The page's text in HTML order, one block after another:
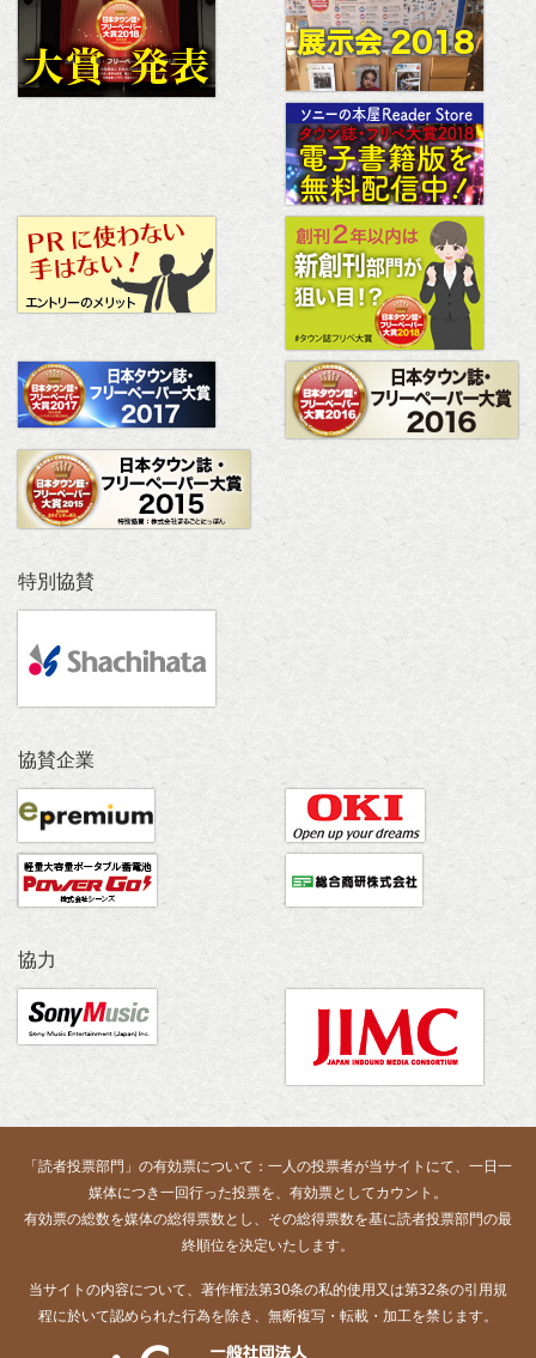
特別協賛
協賛企業
協力
「読者投票部門」の有効票について：一人の投票者が当サイトにて、一日一
媒体につき一回行った投票を、有効票としてカウント。
有効票の総数を媒体の総得票数とし、その総得票数を基に読者投票部門の最
終順位を決定いたします。
当サイトの内容について、著作権法第30条の私的使用又は第32条の引用規
程に於いて認められた行為を除き、無断複写・転載・加工を禁じます。